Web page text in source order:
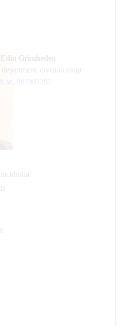
Grimheden
department, division mngr
087907797